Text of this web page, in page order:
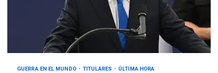
GUERRA EN EL MUNDO TITULARES ÚLTIMA HORA